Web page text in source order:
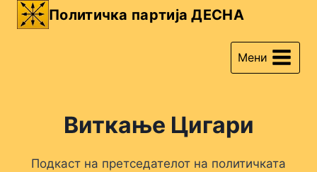
Skip
Политичка партија ДЕСНА
Мени
Виткање Цигари
Подкаст на претседателот на политичката